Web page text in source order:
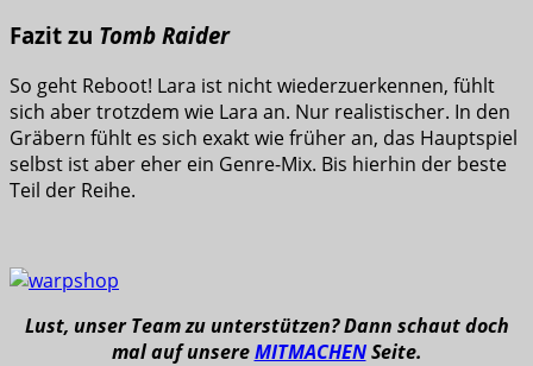
Fazit zu Tomb Raider
So geht Reboot! Lara ist nicht wiederzuerkennen, fühlt
sich aber trotzdem wie Lara an. Nur realistischer. In den
Gräbern fühlt es sich exakt wie früher an, das Hauptspiel
selbst ist aber eher ein Genre-Mix. Bis hierhin der beste
Teil der Reihe.
Lust, unser Team zu unterstützen? Dann schaut doch
mal auf unsereMITMACHENSeite.